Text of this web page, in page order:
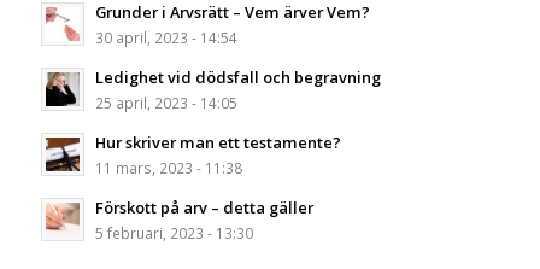
Grunder i Arvsrätt – Vem ärver Vem?
30 april, 2023 - 14:54
Ledighet vid dödsfall och begravning
25 april, 2023 - 14:05
Hur skriver man ett testamente?
11 mars, 2023 - 11:38
Förskott på arv – detta gäller
5 februari, 2023 - 13:30